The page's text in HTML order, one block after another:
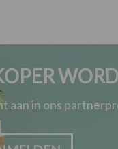
aan in ons